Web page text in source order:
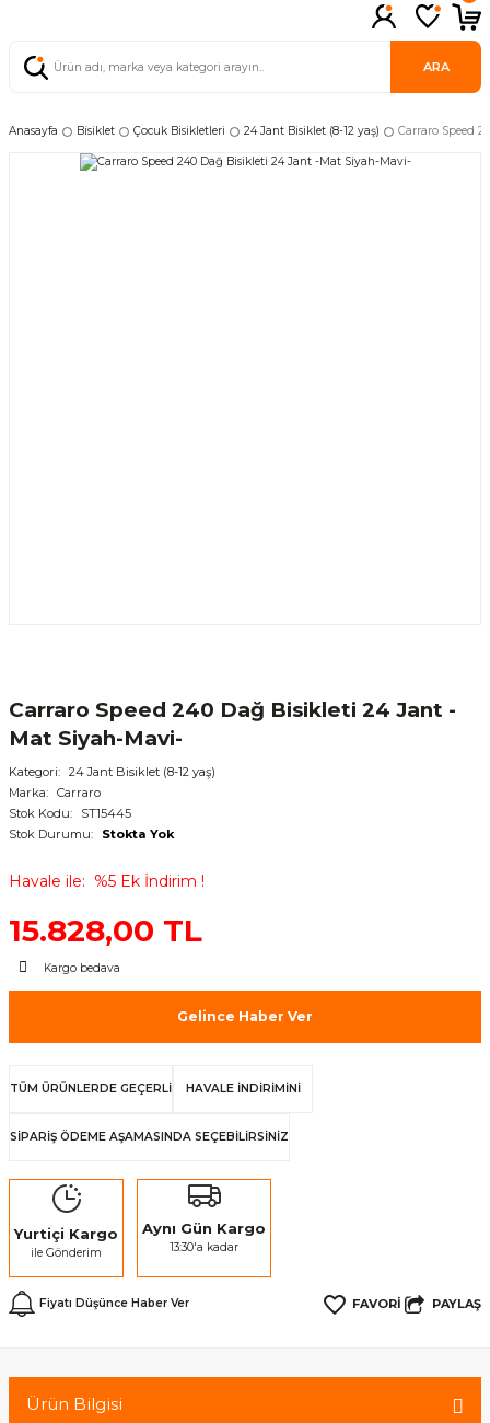
ARA
Anasayfa Bisiklet Çocuk Bisikletleri 24 Jant Bisiklet (8-12 yaş) Carraro Speed
Carraro Speed 240 Dağ Bisikleti 24 Jant -
Mat Siyah-Mavi-
Kategori
24 Jant Bisiklet (8-12 yaş)
Marka
Carraro
Stok Kodu
ST15445
Stok Durumu
Stokta Yok
Havale ile %5 Ek İndirim !
15.828,00 TL
Kargo bedava
Gelince Haber Ver
TÜM ÜRÜNLERDE GEÇERLİ HAVALE İNDİRİMİNİ
SİPARİŞ ÖDEME AŞAMASINDA SEÇEBİLİRSİNİZ
Yurtiçi Kargo
ile Gönderim
Aynı Gün Kargo
13:30'a kadar
Fiyatı Düşünce Haber Ver PAYLAŞ
Ürün Bilgisi